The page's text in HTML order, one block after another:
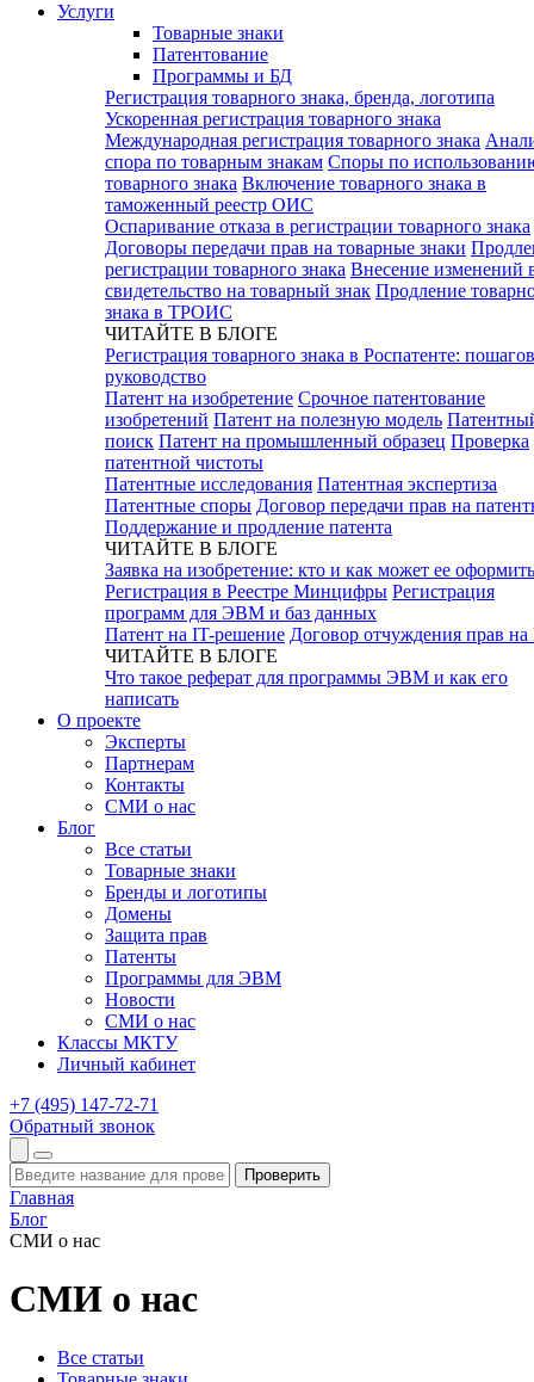
Услуги
Товарные знаки
Патентование
Программы и БД
Регистрация товарного знака, бренда, логотипа
Ускоренная регистрация товарного знака
Международная регистрация товарного знака
спора по товарным знакам Споры по
товарного знака Включение товарного знака в
таможенный реестр ОИС
Оспаривание отказа в регистрации товарного знака
Договоры передачи прав на товарные знаки
регистрации товарного знака Внесение изменений
свидетельство на товарный знак Продление
знака в ТРОИС
ЧИТАЙТЕ В БЛОГЕ
Регистрация товарного знака в Роспатенте:
руководство
Патент на изобретение Срочное патентование
изобретений Патент на полезную модель
поиск Патент на промышленный образец Проверка
патентной чистоты
Патентные исследования Патентная экспертиза
Патентные споры Договор передачи прав на
Поддержание и продление патента
ЧИТАЙТЕ В БЛОГЕ
Заявка на изобретение: кто и как может ее оформить
Регистрация в Реестре Минцифры Регистрация
программ для ЭВМ и баз данных
Патент на IT-решение Договор отчуждения прав
ЧИТАЙТЕ В БЛОГЕ
Что такое реферат для программы ЭВМ и как его
написать
О проекте
Эксперты
Партнерам
Контакты
СМИ о нас
Блог
Все статьи
Товарные знаки
Бренды и логотипы
Домены
Защита прав
Патенты
Программы для ЭВМ
Новости
СМИ о нас
Классы МКТУ
Личный кабинет
+7 (495) 147-72-71
Обратный звонок
Проверить
Главная
Блог
СМИ о нас
СМИ о нас
Все статьи